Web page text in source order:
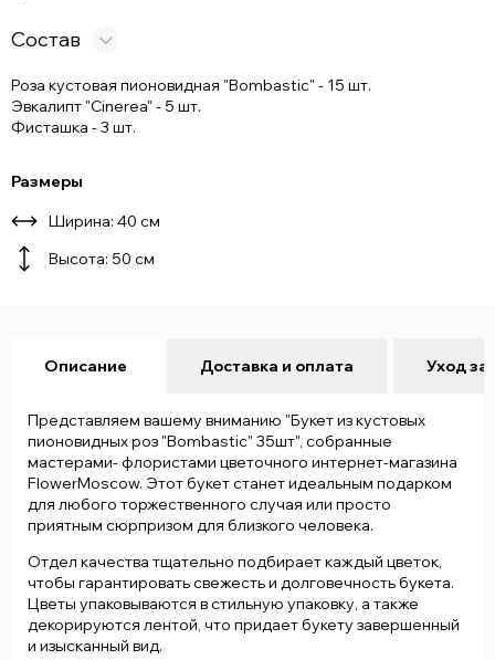
Состав
Роза кустовая пионовидная "Bombastic" - 15 шт.
Эвкалипт "Cinerea" - 5 шт.
Фисташка - 3 шт.
Размеры
Ширина: 40 см
Высота: 50 см
Описание Доставка и оплата Уход за
Представляем вашему вниманию "Букет из кустовых
пионовидных роз "Bombastic" 35шт", собранные
мастерами- флористами цветочного интернет-магазина
FlowerMoscow. Этот букет станет идеальным подарком
для любого торжественного случая или просто
приятным сюрпризом для близкого человека.
Отдел качества тщательно подбирает каждый цветок,
чтобы гарантировать свежесть и долговечность букета.
Цветы упаковываются в стильную упаковку, а также
декорируются лентой, что придает букету завершенный
и изысканный вид.